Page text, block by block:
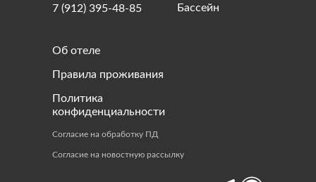
Политика
конфиденциальности
7 (912) 395-48-85
Правила проживания
Об отеле
Бассейн
Согласие на новостную рассылку
Согласие на обработку ПД